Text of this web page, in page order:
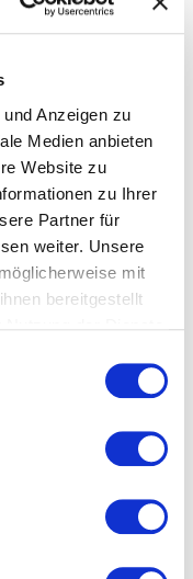
Anzeigen zu
Medien anbieten
Website zu
zu Ihrer
Partner für
weiter. Unsere
mit
bereitgestellt
mehr ist als
ist als nur